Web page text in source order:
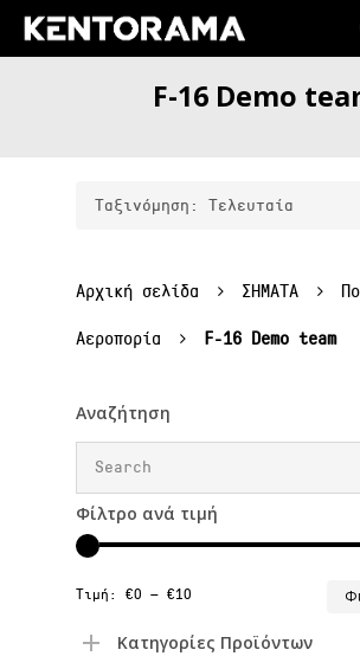
Skip
F-16 Demo
Αρχική σελίδα ΣΗΜΑΤΑ
Αεροπορία F-16 Demo team
Αναζήτηση
Φίλτρο ανά τιμή
Τιμή: €0 — €10
Κατηγορίες Προϊόντων